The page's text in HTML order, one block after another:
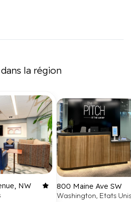
la région
NW
800 Maine Ave SW
Washington, Etats